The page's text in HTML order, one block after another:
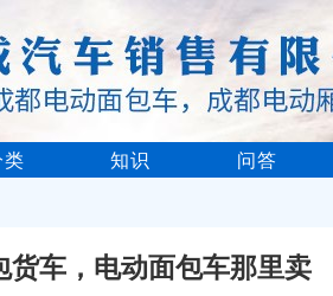
知识 问答
车，电动面包车那里卖